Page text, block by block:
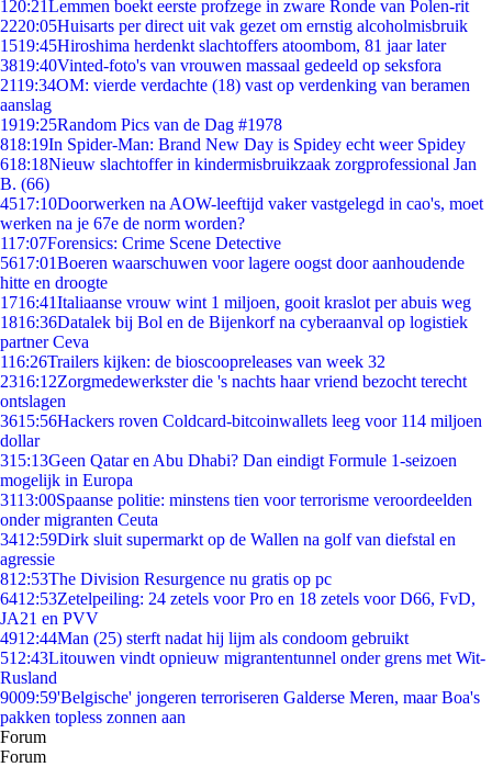
1 20:21Lemmen boekt eerste profzege in zware Ronde van Polen-rit
2220:05Huisarts per direct uit vak gezet om ernstig alcoholmisbruik
1519:45Hiroshima herdenkt slachtoffers atoombom, 81 jaar later
3819:40Vinted-foto's van vrouwen massaal gedeeld op seksfora
2119:34OM: vierde verdachte (18) vast op verdenking van beramen
aanslag
1919:25Random Pics van de Dag #1978
818:19In Spider-Man: Brand New Day is Spidey echt weer Spidey
618:18Nieuw slachtoffer in kindermisbruikzaak zorgprofessional Jan
B. (66)
4517:10Doorwerken na AOW-leeftijd vaker vastgelegd in cao's, moet
werken na je 67e de norm worden?
117:07Forensics: Crime Scene Detective
5617:01Boeren waarschuwen voor lagere oogst door aanhoudende
hitte en droogte
1716:41Italiaanse vrouw wint 1 miljoen, gooit kraslot per abuis weg
1816:36Datalek bij Bol en de Bijenkorf na cyberaanval op logistiek
partner Ceva
116:26Trailers kijken: de bioscoopreleases van week 32
2316:12Zorgmedewerkster die 's nachts haar vriend bezocht terecht
ontslagen
3615:56Hackers roven Coldcard-bitcoinwallets leeg voor 114 miljoen
dollar
315:13Geen Qatar en Abu Dhabi? Dan eindigt Formule 1-seizoen
mogelijk in Europa
3113:00Spaanse politie: minstens tien voor terrorisme veroordeelden
onder migranten Ceuta
3412:59Dirk sluit supermarkt op de Wallen na golf van diefstal en
agressie
812:53The Division Resurgence nu gratis op pc
6412:53Zetelpeiling: 24 zetels voor Pro en 18 zetels voor D66, FvD,
JA21 en PVV
4912:44Man (25) sterft nadat hij lijm als condoom gebruikt
512:43Litouwen vindt opnieuw migrantentunnel onder grens met Wit-
Rusland
9009:59'Belgische' jongeren terroriseren Galderse Meren, maar Boa's
pakken topless zonnen aan
Forum
Forum